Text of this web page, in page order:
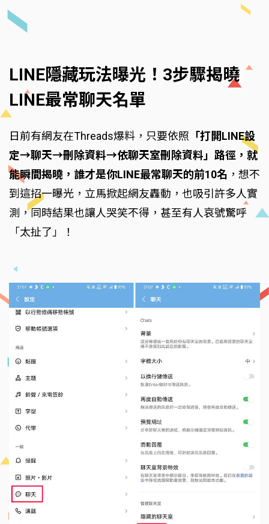
LINE隱藏玩法曝光！3步驟揭曉
LINE最常聊天名單
日前有網友在Threads爆料，只要依照 「打開LINE設
定→聊天→刪除資料→依聊天室刪除資料」路徑，就
能瞬間揭曉，誰才是你LINE最常聊天的前10名 ，想不
到這招一曝光，立馬掀起網友轟動，也吸引許多人實
測，同時結果也讓人哭笑不得，甚至有人哀號驚呼
「太扯了」！